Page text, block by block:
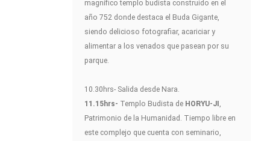
magnífico templo budista construido en el
año 752 donde destaca el Buda Gigante,
siendo delicioso fotografiar, acariciar y
alimentar a los venados que pasean por su
parque.
10.30hrs- Salida desde Nara.
11.15hrs- Templo Budista de HORYU-JI ,
Patrimonio de la Humanidad. Tiempo libre en
este complejo que cuenta con seminario,